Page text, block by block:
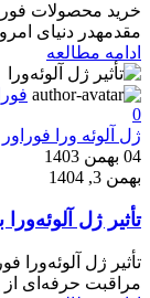
خرید محصولات
مقدمهدر دنیای
ادامه مطالعه
0
ژل آلوئه ورا فوراور
04 بهمن 1403
بهمن 3, 1404
تأثیر ژل
تأثیر ژل آلوئه‌ورا
مراقبت حرفه‌ای